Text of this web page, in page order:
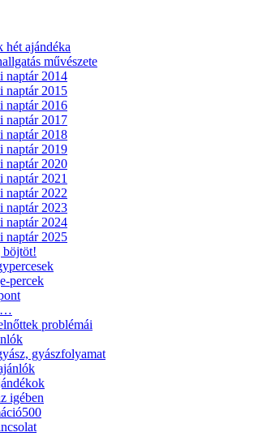
hét ajándéka
művészete
naptár 2014
naptár 2015
naptár 2016
naptár 2017
naptár 2018
naptár 2019
naptár 2020
naptár 2021
naptár 2022
naptár 2023
naptár 2024
naptár 2025
böjtöt!
percek
problémái
gyászfolyamat
igében